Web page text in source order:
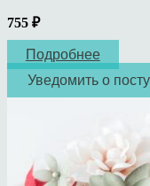
755 ₽
Подробнее
Уведомить о